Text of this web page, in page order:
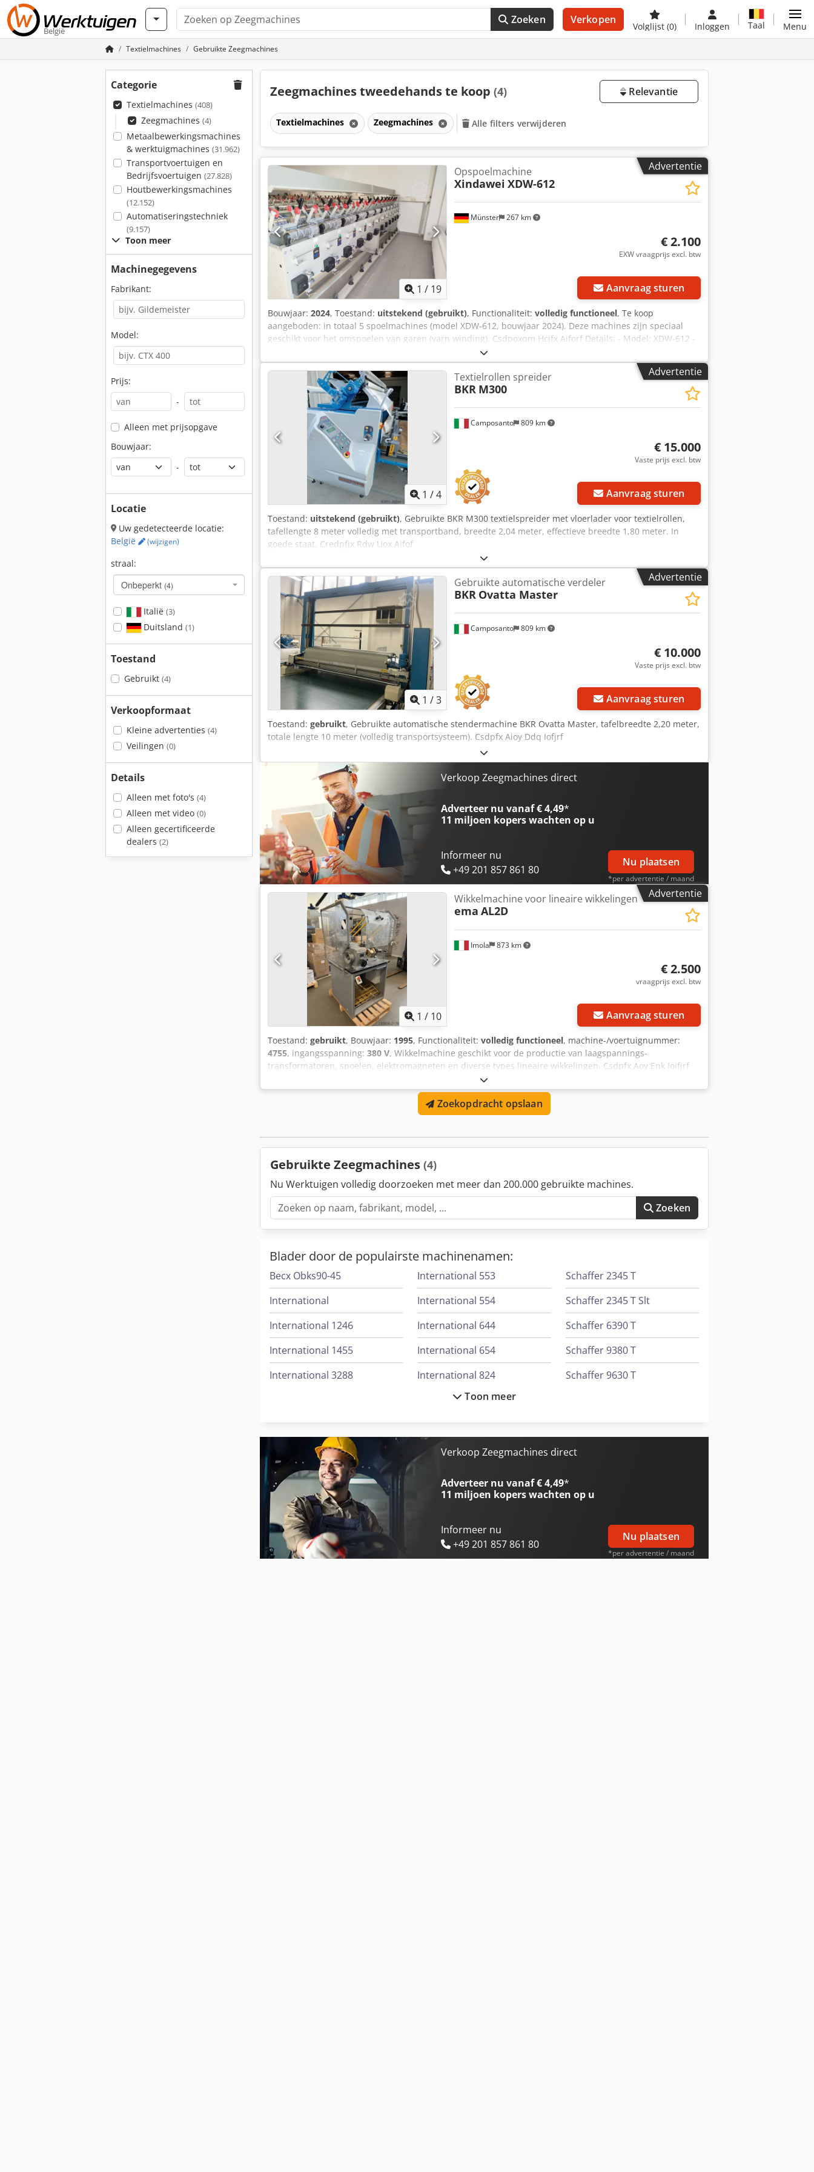
België
Zoeken Verkopen
Volglijst (0) Inloggen Taal Menu
Textielmachines Gebruikte Zeegmachines
Categorie
Textielmachines (408)
Zeegmachines (4)
Metaalbewerkingsmachines
& werktuigmachines (31.962)
Transportvoertuigen en
Bedrijfsvoertuigen (27.828)
Houtbewerkingsmachines
(12.152)
Automatiseringstechniek
(9.157)
Toon meer
Machinegegevens
Fabrikant:
Model:
Prijs:
-
Alleen met prijsopgave
Bouwjaar:
-
Locatie
Uw gedetecteerde locatie:
België
(wijzigen)
straal:
Onbeperkt (4)
Italië (3)
Duitsland (1)
Toestand
Gebruikt (4)
Verkoopformaat
Kleine advertenties (4)
Veilingen (0)
Details
Alleen met foto's (4)
Alleen met video (0)
Alleen gecertificeerde
dealers (2)
Zeegmachines tweedehands te koop (4) Relevantie
Textielmachines Zeegmachines Alle filters verwijderen
Advertentie
1 / 19
Münster 267 km
Opspoelmachine
Xindawei XDW-612
€ 2.100
EXW vraagprijs excl. btw
Aanvraag sturen
Bouwjaar: 2024, Toestand: uitstekend (gebruikt), Functionaliteit: volledig functioneel, Te koop
aangeboden: in totaal 5 spoelmachines (model XDW-612, bouwjaar 2024). Deze machines zijn speciaal
geschikt voor het omspoelen van garen (yarn winding). Csdpoxqm Hcjfx Aiforf Details: - Model: XDW-612 -
Bouwjaar: 2024 - Elke machine: 12 spoelposities - Zeer geschikt voor garen- en textielverwerking - Reserve-
en slijtdelen aanwezig en worden meegeleverd De machines kunnen los of als compleet pakket worden
gekocht. Ideaal voor kleine tot middelgrote producties of werkplaatsen die garen in diverse formaten
nodig hebben. Locatie: Münster Prijs: €2.100,00 – prijs bespreekbaar per machine Bij interesse of vragen
graag contact opnemen. Bezichtigen op afspraak mogelijk.
Advertentie
1 /4
Camposanto 809 km
Textielrollen spreider
BKR M300
€ 15.000
Vaste prijs excl. btw
Aanvraag sturen
Toestand: uitstekend (gebruikt), Gebruikte BKR M300 textielspreider met vloerlader voor textielrollen,
tafellengte 8 meter volledig met transportband, breedte 2,04 meter, effectieve breedte 1,80 meter. In
goede staat. Credpfjx Rdw Uox Aifof
Advertentie
1 /3
Camposanto 809 km
Gebruikte automatische verdeler
BKR Ovatta Master
€ 10.000
Vaste prijs excl. btw
Aanvraag sturen
Toestand: gebruikt, Gebruikte automatische stendermachine BKR Ovatta Master, tafelbreedte 2,20 meter,
totale lengte 10 meter (volledig transportsysteem). Csdpfx Aioy Ddq Iofjrf
Verkoop Zeegmachines direct
Adverteer nu vanaf € 4,49*
11 miljoen koperswachten op u
Informeer nu
+49 201 857 861 80
Nu plaatsen
*per advertentie / maand
Advertentie
1 / 10
Imola 873 km
Wikkelmachine voor lineaire wikkelingen
ema AL2D
€ 2.500
vraagprijs excl. btw
Aanvraag sturen
Toestand: gebruikt, Bouwjaar: 1995, Functionaliteit: volledig functioneel, machine-/voertuignummer:
4755, ingangsspanning: 380 V, Wikkelmachine geschikt voor de productie van laagspannings-
transformatoren, spoelen, elektromagneten en diverse types lineaire wikkelingen. Csdpfx Aoy Enk Ioifjrf
Zoekopdracht opslaan
Gebruikte Zeegmachines (4)
Nu Werktuigen volledig doorzoeken met meer dan 200.000 gebruikte machines.
Zoeken
Blader door de populairste machinenamen:
Becx Obks90-45
International
International 1246
International 1455
International 3288
International 453
International 533
International 553
International 554
International 644
International 654
International 824
International 834
International 966
Schaffer 2345 T
Schaffer 2345 T Slt
Schaffer 6390 T
Schaffer 9380 T
Schaffer 9630 T
Toon meer
Verkoop Zeegmachines direct
Adverteer nu vanaf € 4,49*
11 miljoen koperswachten op u
Informeer nu
+49 201 857 861 80
Nu plaatsen
*per advertentie / maand